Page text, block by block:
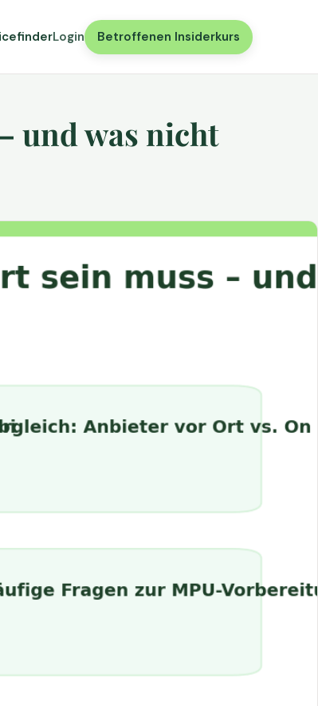
Login Betroffenen Insiderkurs
und was nicht